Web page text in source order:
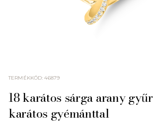
TERMÉKKÓD:46879
18 karátos sárga arany
karátos gyémánttal